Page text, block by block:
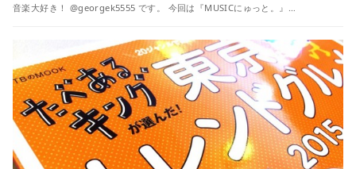
音楽大好き！ @georgek5555 です。 今回は『MUSICにゅっと。』…